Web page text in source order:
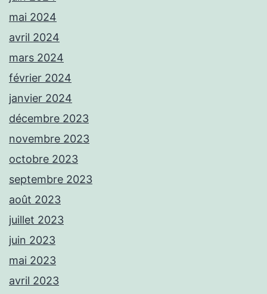
mai 2024
avril 2024
mars 2024
février 2024
janvier 2024
décembre 2023
novembre 2023
octobre 2023
septembre 2023
août 2023
juillet 2023
juin 2023
mai 2023
avril 2023